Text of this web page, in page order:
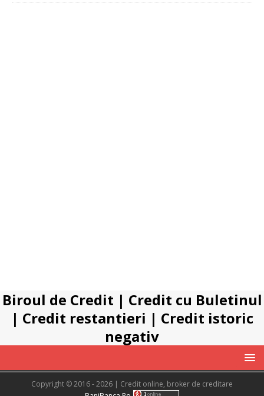
Biroul de Credit | Credit cu Buletinul
| Credit restantieri | Credit istoric
negativ
Copyright © 2016 - 2026 | Credit online, broker de creditare